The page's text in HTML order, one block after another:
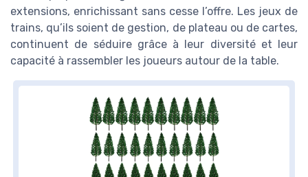
extensions, enrichissant sans cesse l’offre. Les jeux de
trains, qu’ils soient de gestion, de plateau ou de cartes,
continuent de séduire grâce à leur diversité et leur
capacité à rassembler les joueurs autour de la table.